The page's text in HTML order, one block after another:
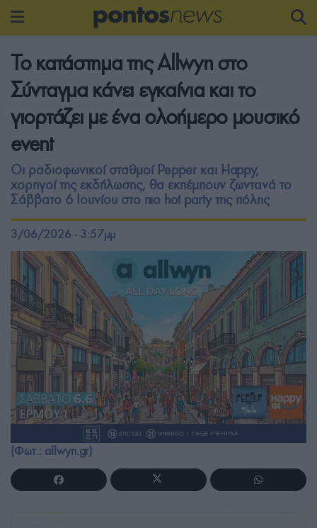
Το κατάστημα της Allwyn στο
Σύνταγμα κάνει εγκαίνια και το
γιορτάζει με ένα ολοήμερο μουσικό
event
Οι ραδιοφωνικοί σταθμοί Pepper και Happy,
χορηγοί της εκδήλωσης, θα εκπέμπουν ζωντανά το
Σάββατο 6 Ιουνίου στο πιο hot party της πόλης
3/06/2026 - 3:57μμ
(Φωτ.: allwyn.gr)